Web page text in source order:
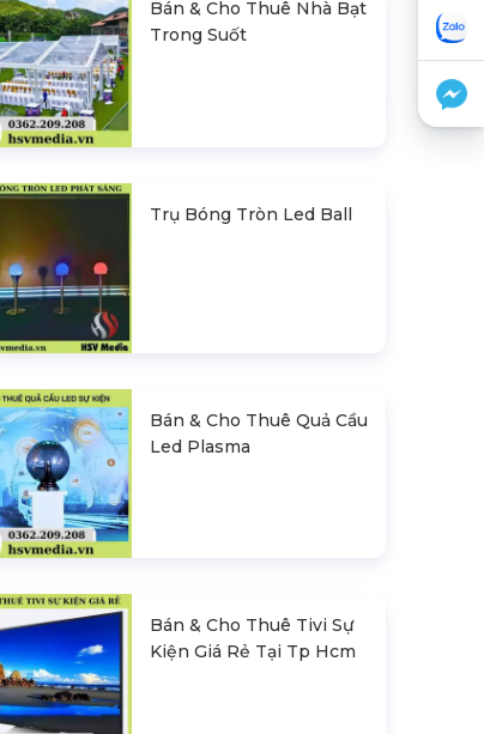
Bán & Cho Thuê Nhà Bạt
Trong Suốt
Trụ Bóng Tròn Led Ball
Bán & Cho Thuê Quả Cầu
Led Plasma
Bán & Cho Thuê Tivi Sự
Kiện Giá Rẻ Tại Tp Hcm